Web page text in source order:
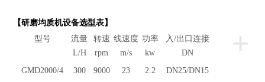
【研磨均质机设备选型表】
+
型号
流量
L/H
转速
rpm
线速度
m/s
功率
kw
入/出口连接
DN
GMD2000/4 300 9000 23 2.2
DN25/DN15